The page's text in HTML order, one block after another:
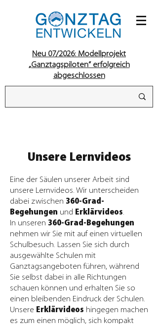
Neu 07/2026: Modellprojekt
„Ganztagspiloten“ erfolgreich
abgeschlossen
Unsere Lernvideos
Eine der Säulen unserer Arbeit sind
unsere Lernvideos. Wir unterscheiden
dabei zwischen 360-Grad-
Begehungen und Erklärvideos.
In unseren 360-Grad-Begehungen
nehmen wir Sie mit auf einen virtuellen
Schulbesuch. Lassen Sie sich durch
ausgewählte Schulen mit
Ganztagsangeboten führen, während
Sie selbst dabei in alle Richtungen
schauen können und erhalten Sie so
einen bleibenden Eindruck der Schulen.
Unsere Erklärvideos hingegen machen
es zum einen möglich, sich kompakt